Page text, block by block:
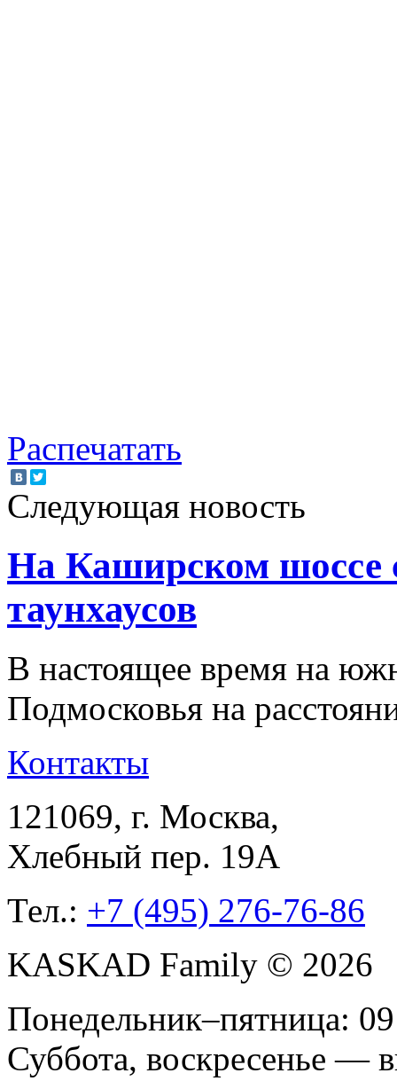
Распечатать
Следующая новость
На Каширском шоссе
таунхаусов
В настоящее время на
Подмосковья на
Контакты
121069, г. Москва,
Хлебный пер. 19А
Тел.: +7 (495) 276-76-86
KASKAD Family © 2026
Понедельник–пятница:
Суббота, воскресенье —